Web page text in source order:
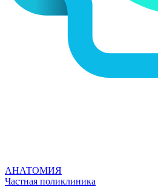
АНАТОМИЯ
Частная поликлиника